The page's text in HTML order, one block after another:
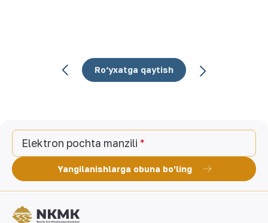
Ro‘yxatga qaytish
Elektron pochta manzili
Yangilanishlarga obuna bo'ling